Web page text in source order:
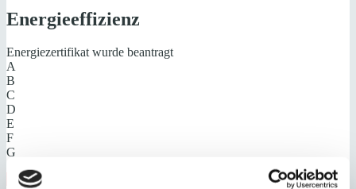
Energieeffizienz
Energiezertifikat wurde beantragt
A
B
C
D
E
F
G
Steuern beim Immobilienkauf auf Mallorca!